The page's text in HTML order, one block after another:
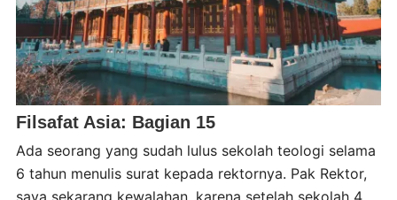
Filsafat Asia: Bagian 15
Ada seorang yang sudah lulus sekolah teologi selama
6 tahun menulis surat kepada rektornya. Pak Rektor,